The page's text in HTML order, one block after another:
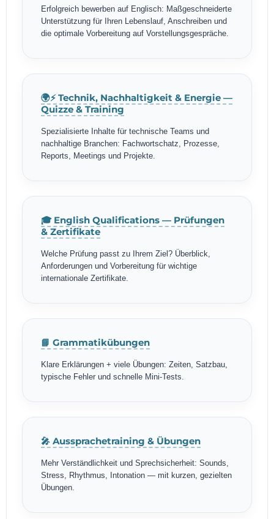
Erfolgreich bewerben auf Englisch: Maßgeschneiderte
Unterstützung für Ihren Lebenslauf, Anschreiben und
die optimale Vorbereitung auf Vorstellungsgespräche.
🌍⚡ Technik, Nachhaltigkeit & Energie —
Quizze & Training
Spezialisierte Inhalte für technische Teams und
nachhaltige Branchen: Fachwortschatz, Prozesse,
Reports, Meetings und Projekte.
🎓 English Qualifications — Prüfungen
& Zertifikate
Welche Prüfung passt zu Ihrem Ziel? Überblick,
Anforderungen und Vorbereitung für wichtige
internationale Zertifikate.
📘 Grammatikübungen
Klare Erklärungen + viele Übungen: Zeiten, Satzbau,
typische Fehler und schnelle Mini-Tests.
🎤 Aussprachetraining & Übungen
Mehr Verständlichkeit und Sprechsicherheit: Sounds,
Stress, Rhythmus, Intonation — mit kurzen, gezielten
Übungen.